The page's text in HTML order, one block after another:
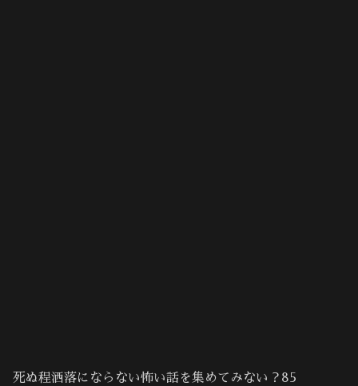
死ぬ程洒落にならない怖い話を集めてみない？85